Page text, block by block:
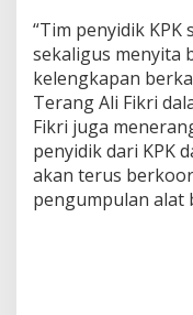
“Tim penyidik
sekaligus menyita
kelengkapan
Terang Ali Fikri
Fikri juga
penyidik dari KPK
akan terus
pengumpulan alat